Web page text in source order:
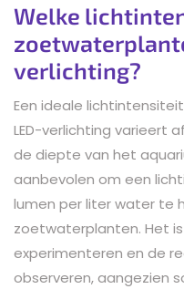
Welke
verlichting?
Een ideale
LED-verlichting varieert
de diepte van het
aanbevolen om een
lumen per liter water te
zoetwaterplanten. Het
experimenteren en de
observeren, aangezien